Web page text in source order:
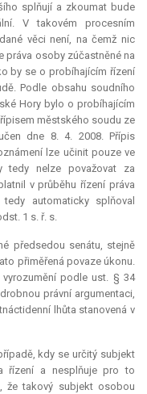
splňují a zkoumat bude
V takovém procesním
věci není, na čemž nic
práva osoby zúčastněné na
by se o probíhajícím řízení
Podle obsahu soudního
Hory bylo o probíhajícím
městského soudu ze
dne 8. 4. 2008. Přípis
lze učinit pouze ve
tedy nelze považovat za
v průběhu řízení práva
automaticky splňoval
1 s. ř. s.
předsedou senátu, stejně
přiměřená povaze úkonu.
podle ust. § 34
právní argumentaci,
lhůta stanovená v
kdy se určitý subjekt
řízení a nesplňuje pro to
že takový subjekt osobou